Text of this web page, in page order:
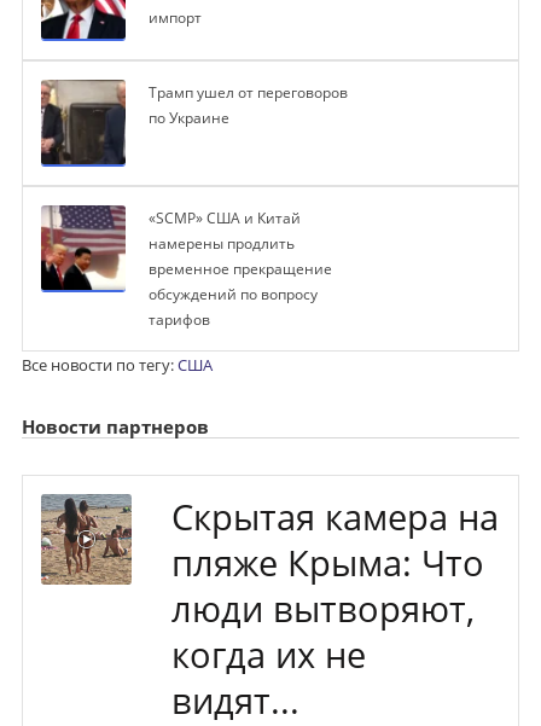
импорт
Трамп ушел от переговоров
по Украине
«SCMP» США и Китай
намерены продлить
временное прекращение
обсуждений по вопросу
тарифов
Все новости по тегу:США
Новости партнеров
Скрытая камера на
пляже Крыма: Что
люди вытворяют,
когда их не
видят...